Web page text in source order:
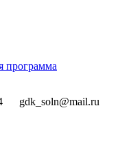
программа
gdk_soln@mail.ru